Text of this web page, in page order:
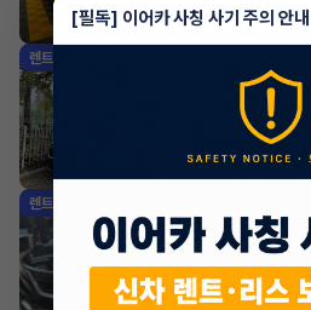
조회 809 방금전
렌트
9인승 디젤 노블
642,851원 X
4,000,000원
조회 3,842방금전
렌트
2023년 하이리무진 7인
월 1,217,810원 X
지원금1,000,000원
조회 911시간 전
[필독] 이어카 사칭 사기 주의 안내